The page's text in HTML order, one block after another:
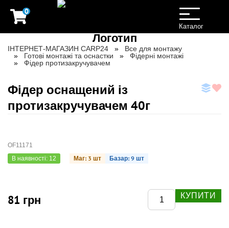
0
Toggle
navigation
Каталог
ІНТЕРНЕТ-МАГАЗИН CARP24
Все для монтажу
Готові монтажі та оснастки
Фідерні монтажі
Фідер протизакручувачем
Фідер оснащений із
протизакручувачем 40г
OF11171
В наявності: 12
Маг: 3 шт Базар: 9 шт
81 грн КУПИТИ